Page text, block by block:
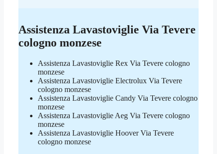
Assistenza Lavastoviglie Via Tevere
cologno monzese
Assistenza Lavastoviglie Rex Via Tevere cologno
monzese
Assistenza Lavastoviglie Electrolux Via Tevere
cologno monzese
Assistenza Lavastoviglie Candy Via Tevere cologno
monzese
Assistenza Lavastoviglie Aeg Via Tevere cologno
monzese
Assistenza Lavastoviglie Hoover Via Tevere
cologno monzese